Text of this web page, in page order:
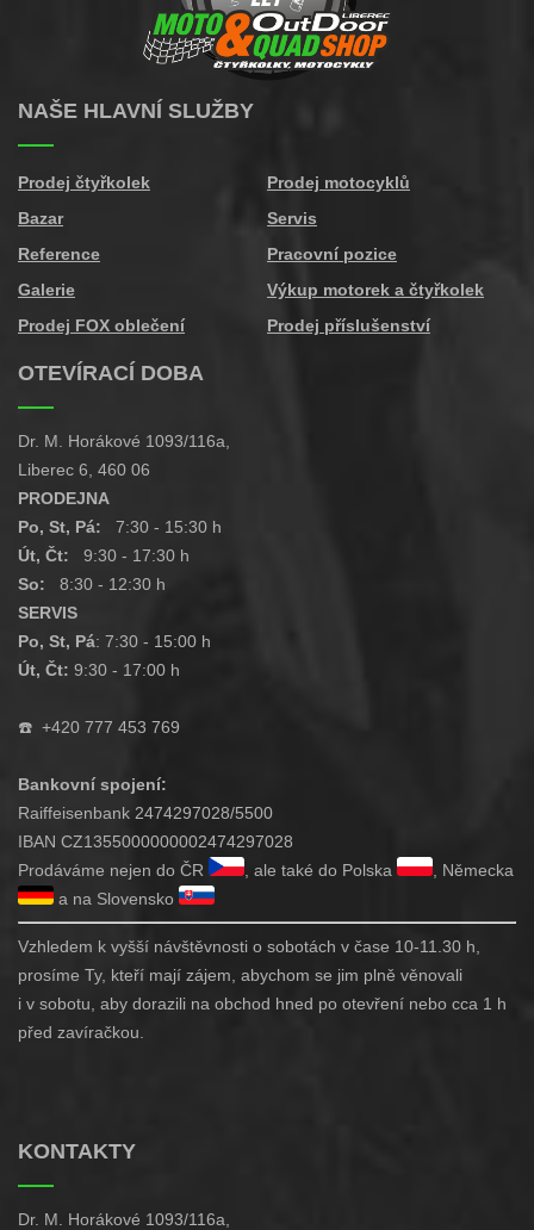
NAŠE HLAVNÍ SLUŽBY
Prodej čtyřkolek
Prodej motocyklů
Bazar
Servis
Reference
Pracovní pozice
Galerie
Výkup motorek a čtyřkolek
Prodej FOX oblečení
Prodej příslušenství
OTEVÍRACÍ DOBA
Dr. M. Horákové 1093/116a,
Liberec 6, 460 06
PRODEJNA
Po, St, Pá:
7:30 - 15:30 h
Út, Čt: 9:30 - 17:30 h
So: 8:30 - 12:30 h
SERVIS
Po, St, Pá: 7:30 - 15:00 h
Út, Čt: 9:30 - 17:00 h
☎️ +420 777 453 769
Bankovní spojení:
Raiffeisenbank 2474297028/5500
IBAN CZ1355000000002474297028
Prodáváme nejen do ČR
, ale také do Polska
, Německa
a na Slovensko
Vzhledem k vyšší návštěvnosti o sobotách v čase 10-11.30 h,
prosíme Ty, kteří mají zájem, abychom se jim plně věnovali
i v sobotu, aby dorazili na obchod hned po otevření nebo cca 1 h
před zavíračkou.
KONTAKTY
Dr. M. Horákové 1093/116a,